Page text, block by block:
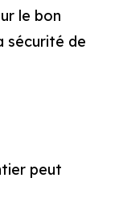
le bon
sécurité de
peut